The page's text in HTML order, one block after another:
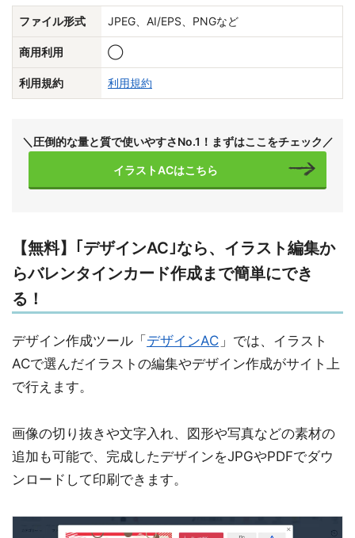
ファイル形式 JPEG、AI/EPS、PNGなど
商用利用 ◯
利用規約 利用規約
＼圧倒的な量と質で使いやすさNo.1！まずはここをチェック／
イラストACはこちら
【無料】｢デザインAC｣なら、イラスト編集か
らバレンタインカード作成まで簡単にでき
る！
デザイン作成ツール「デザインAC 」では、イラスト
ACで選んだイラストの編集やデザイン作成がサイト上
で行えます。
画像の切り抜きや文字入れ、図形や写真などの素材の
追加も可能で、完成したデザインをJPGやPDFでダウ
ンロードして印刷できます。